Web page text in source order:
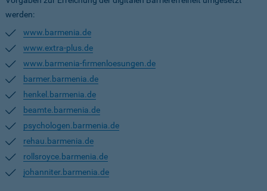
werden:
www.barmenia.de
www.extra-plus.de
www.barmenia-firmenloesungen.de
barmer.barmenia.de
henkel.barmenia.de
beamte.barmenia.de
psychologen.barmenia.de
rehau.barmenia.de
rollsroyce.barmenia.de
johanniter.barmenia.de